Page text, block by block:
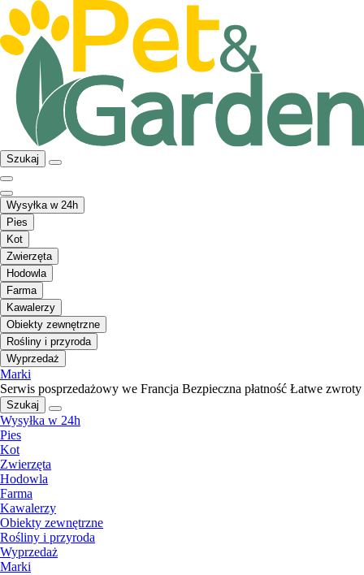
Szukaj
Wysyłka w 24h
Pies
Kot
Zwierzęta
Hodowla
Farma
Kawalerzy
Obiekty zewnętrzne
Rośliny i przyroda
Wyprzedaż
Marki
Serwis posprzedażowy we Francja Bezpieczna płatność Łatwe zwroty
Szukaj
Wysyłka w 24h
Pies
Kot
Zwierzęta
Hodowla
Farma
Kawalerzy
Obiekty zewnętrzne
Rośliny i przyroda
Wyprzedaż
Marki